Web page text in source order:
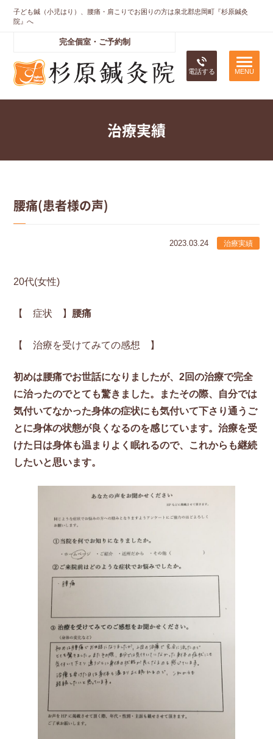
子ども鍼（小児はり）、腰痛・肩こりでお困りの方は泉北郡忠岡町『杉原鍼灸
院』へ
完全個室・ご予約制
電話する
治療実績
腰痛(患者様の声)
2023.03.24 治療実績
20代(女性)
【 症状 】 腰痛
【 治療を受けてみての感想 】
初めは腰痛でお世話になりましたが、2回の治療で完全
に治ったのでとても驚きました。またその際、自分では
気付いてなかった身体の症状にも気付いて下さり通うご
とに身体の状態が良くなるのを感じています。治療を受
けた日は身体も温まりよく眠れるので、これからも継続
したいと思います。